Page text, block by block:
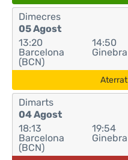
Dimecres
05 Agost
13:20
Barcelona
(BCN)
14:50
Dimarts
04 Agost
18:13
Barcelona
(BCN)
19:54